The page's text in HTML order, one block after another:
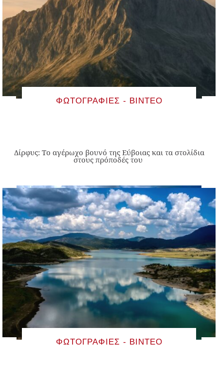
ΦΩΤΟΓΡΑΦΊΕΣ - ΒΊΝΤΕΟ
Δίρφυς: Το αγέρωχο βουνό της Εύβοιας και τα στολίδια
στους πρόποδές του
ΦΩΤΟΓΡΑΦΊΕΣ - ΒΊΝΤΕΟ